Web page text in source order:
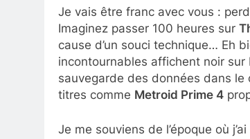
Je vais être franc avec vous :
Imaginez passer 100 heures sur
cause d’un souci technique… Eh
incontournables affichent noir sur
sauvegarde des données dans
titres comme Metroid Prime 4
Je me souviens de l’époque où